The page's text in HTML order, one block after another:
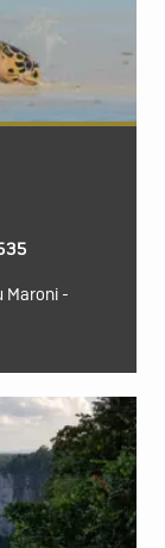
Maroni -